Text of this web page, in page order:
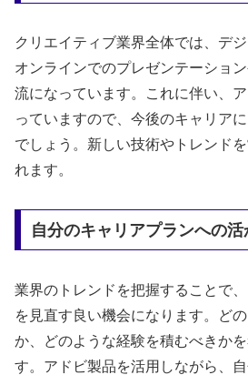
クリエイティブ業界全体では、デ
オンラインでのプレゼンテーショ
流になっています。これに伴い、
っていますので、今後のキャリア
でしょう。新しい技術やトレンド
れます。
自分のキャリアプランへの活
業界のトレンドを把握することで
を見直す良い機会になります。ど
か、どのような経験を積むべきか
す。アドビ製品を活用しながら、